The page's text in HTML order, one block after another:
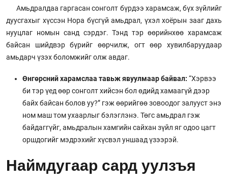
Амьдралдаа гаргасан сонголт бүрдээ харамсаж, бүх зүйлийг
дуусгахыг хүссэн Нора бүсгүй амьдрал, үхэл хоёрын зааг дахь
нууцлаг номын санд сэрдэг. Тэнд тэр өөрийнхөө харамсаж
байсан шийдвэр бүрийг өөрчилж, огт өөр хувилбаруудаар
амьдарч үзэх боломжийг олж авдаг.
Өнгөрсний харамслаа тавьж явуулмаар байвал: “Хэрвээ
би тэр үед өөр сонголт хийсэн бол өдийд хамаагүй дээр
байх байсан болов уу?” гэж өөрийгөө зовоодог залууст энэ
ном маш том ухаарлыг бэлэглэнэ. Төгс амьдрал гэж
байдаггүйг, амьдралын хамгийн сайхан зүйл яг одоо цагт
оршдогийг мэдрэхийг хүсвэл уншаад үзээрэй.
Наймдугаар сард уулзъя